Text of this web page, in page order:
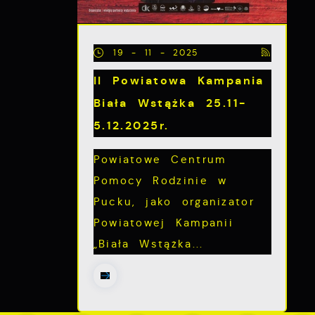
19 - 11 - 2025
II Powiatowa Kampania
Biała Wstążka 25.11-
5.12.2025r.
Powiatowe Centrum
Pomocy Rodzinie w
Pucku, jako organizator
Powiatowej Kampanii
„Biała Wstążka...